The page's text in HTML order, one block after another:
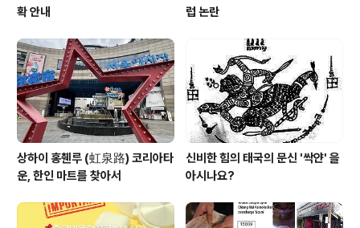
확 안내
럽 논란
상하이 홍췐루 (虹泉路) 코리아타
운, 한인 마트를 찾아서
신비한 힘의 태국의 문신 '싹얀' 을
아시나요?